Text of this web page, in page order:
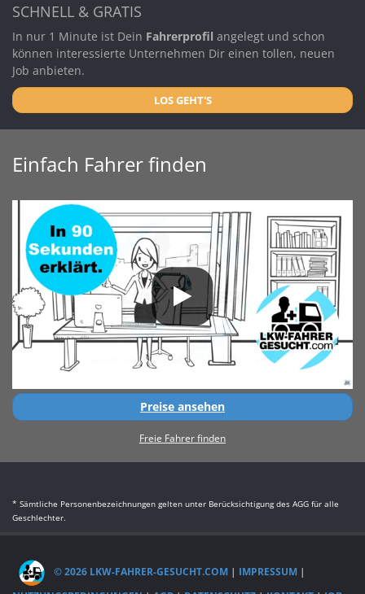
SCHNELL & GRATIS
In nur 1 Minute ist Dein Fahrerprofil angelegt und schon
können interessierte Unternehmen Dir einen tollen, neuen
Job anbieten.
LOS GEHT'S
Einfach Fahrer finden
Preise ansehen
Freie Fahrer finden
* Sämtliche Personenbezeichnungen gelten unter Berücksichtigung des AGG für alle
Geschlechter.
© 2026 LKW-FAHRER-GESUCHT.COM | IMPRESSUM |